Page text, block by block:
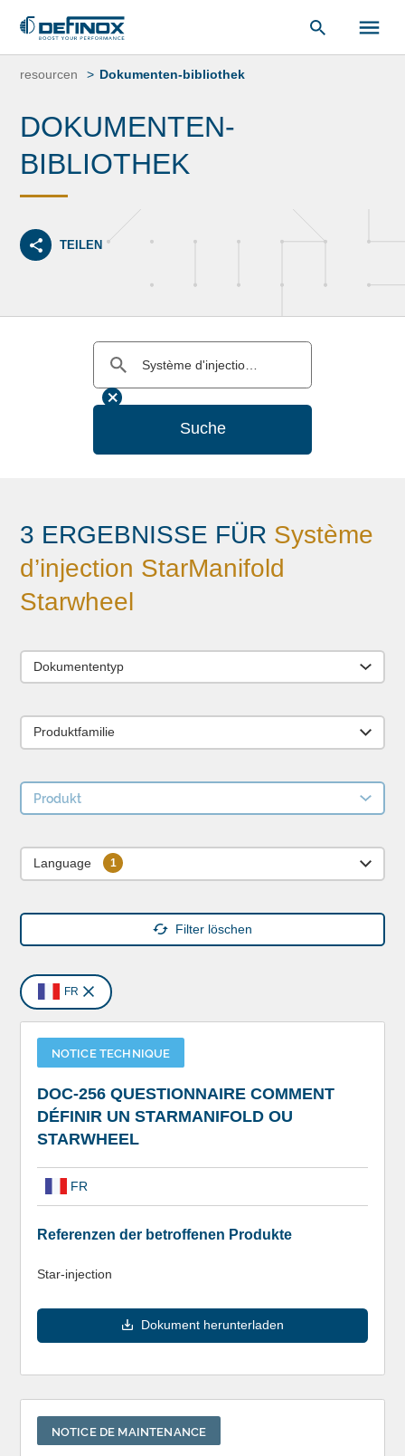
Zum
unsereDokumentenbibliothek
resourcen Dokumenten-bibliothek
DOKUMENTEN-
BIBLIOTHEK
TEILEN
Suche
3 ERGEBNISSE FÜR Système
d’injection StarManifold
Starwheel
Dokumententyp
Produktfamilie
Produkt
Language
Filter löschen
FR
NOTICE TECHNIQUE
DOC-256 QUESTIONNAIRE COMMENT
DÉFINIR UN STARMANIFOLD OU
STARWHEEL
FR
Referenzen der betroffenen Produkte
Star-injection
Dokument herunterladen
NOTICE DE MAINTENANCE